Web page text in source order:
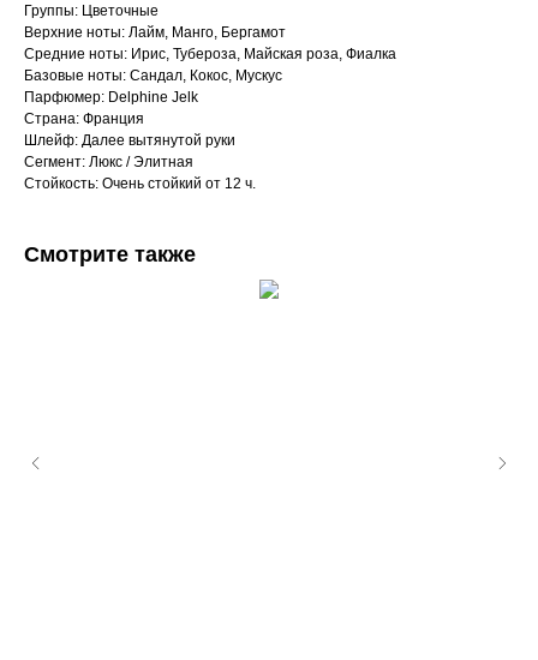
Группы: Цветочные
Верхние ноты: Лайм, Манго, Бергамот
Средние ноты: Ирис, Тубероза, Майская роза, Фиалка
Базовые ноты: Сандал, Кокос, Мускус
Парфюмер: Delphine Jelk
Страна: Франция
Шлейф: Далее вытянутой руки
Сегмент: Люкс / Элитная
Стойкость: Очень стойкий от 12 ч.
Смотрите также